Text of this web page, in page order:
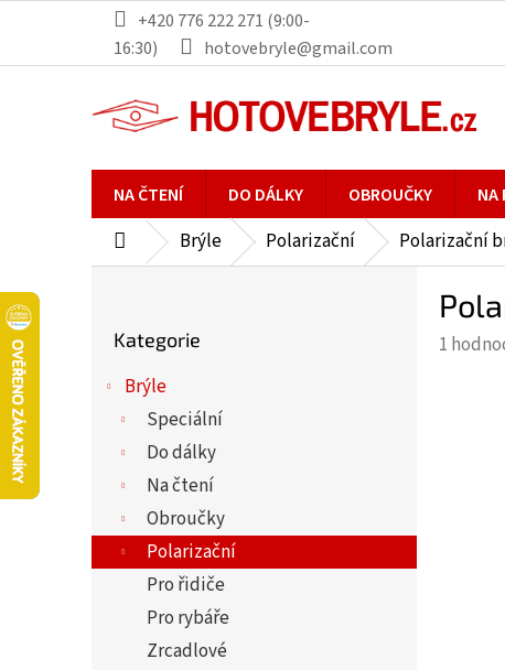
obsah
+420 776 222 271 (9:00-
16:30)
hotovebryle@gmail.com
NA ČTENÍ DO DÁLKY OBROUČKY NA
DomůBrýle Polarizační Polarizační
kategorie
Kategorie
Brýle
Speciální
Do dálky
Na čtení
Obroučky
Polarizační
Pro řidiče
Pro rybáře
Zrcadlové
1